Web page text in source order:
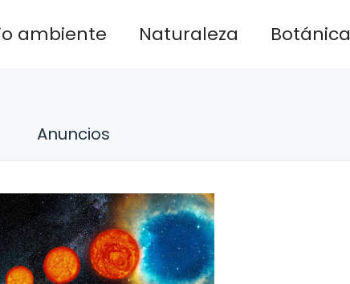
ambiente Naturaleza Botánica
Anuncios